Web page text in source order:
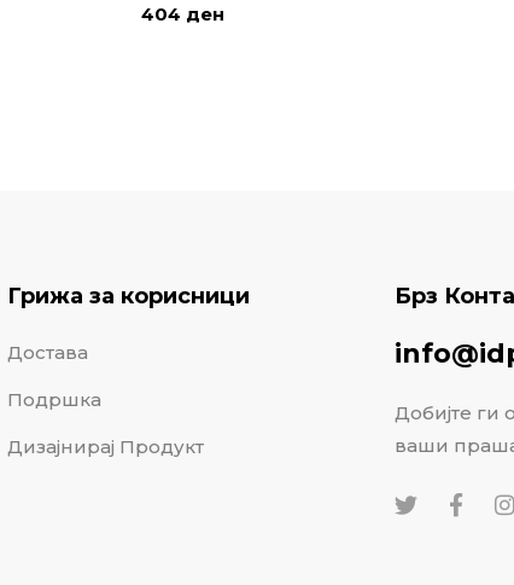
404 ден
Грижа за корисници
Достава
Подршка
Дизајнирај Продукт
Брз
Добијте ги
ваши